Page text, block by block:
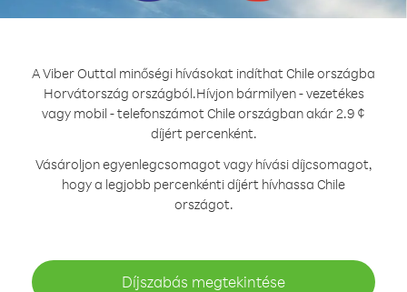
A Viber Outtal minőségi hívásokat indíthat Chile országba
Horvátország országból.Hívjon bármilyen - vezetékes
vagy mobil - telefonszámot Chile országban akár 2.9 ¢
díjért percenként.
Vásároljon egyenlegcsomagot vagy hívási díjcsomagot,
hogy a legjobb percenkénti díjért hívhassa Chile
országot.
Díjszabás megtekintése